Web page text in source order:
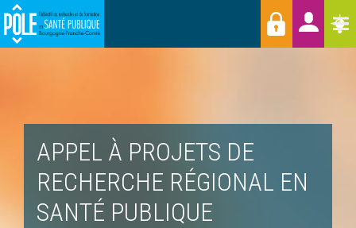
Aller
au
contenu
T
Menu
Raccourcis
APPEL À PROJETS DE
RECHERCHE RÉGIONAL EN
SANTÉ PUBLIQUE